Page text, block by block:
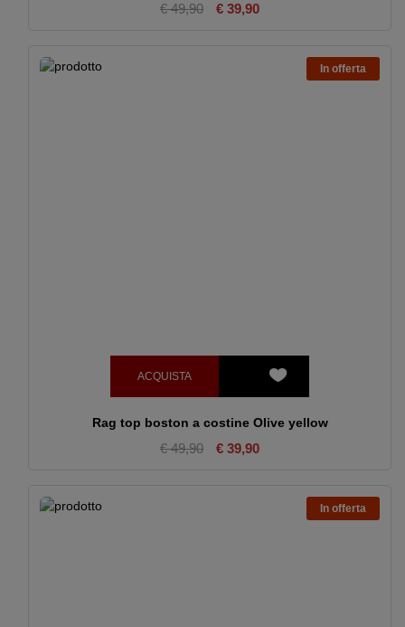
€ 49,90 € 39,90
In offerta
ACQUISTA
Rag top boston a costine Olive yellow
€ 49,90 € 39,90
In offerta